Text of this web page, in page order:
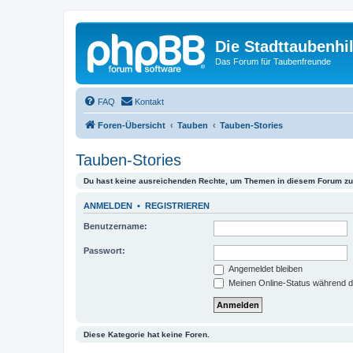
Die
Das Forum für Taubenfreunde
FAQ Kontakt
Foren-Übersicht Tauben Tauben-Stories
Tauben-Stories
Du hast keine ausreichenden Rechte, um Themen in diesem Forum
ANMELDEN • REGISTRIEREN
Benutzername:
Passwort:
Angemeldet bleiben
Meinen Online-Status während
Diese Kategorie hat keine Foren.